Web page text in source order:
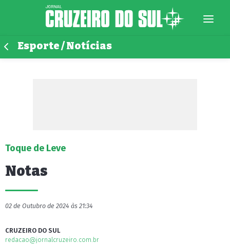
Esporte / Notícias
Toque de Leve
Notas
02 de Outubro de 2024 às 21:34
CRUZEIRO DO SUL
redacao@jornalcruzeiro.com.br